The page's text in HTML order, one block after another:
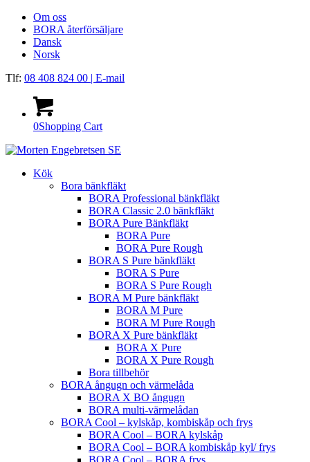
Om oss
BORA återförsäljare
Dansk
Norsk
Tlf: 08 408 824 00 | E-mail
0Shopping Cart
Kök
Bora bänkfläkt
BORA Professional bänkfläkt
BORA Classic 2.0 bänkfläkt
BORA Pure Bänkfläkt
BORA Pure
BORA Pure Rough
BORA S Pure bänkfläkt
BORA S Pure
BORA S Pure Rough
BORA M Pure bänkfläkt
BORA M Pure
BORA M Pure Rough
BORA X Pure bänkfläkt
BORA X Pure
BORA X Pure Rough
Bora tillbehör
BORA ångugn och värmelåda
BORA X BO ångugn
BORA multi-värmelådan
BORA Cool – kylskåp, kombiskåp och frys
BORA Cool – BORA kylskåp
BORA Cool – BORA kombiskåp kyl/ frys
BORA Cool – BORA frys